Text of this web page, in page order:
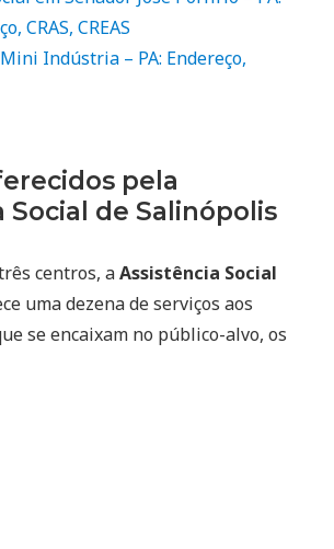
CRAS, CREAS
Indústria – PA: Endereço,
pela
Social de Salinópolis
centros, aAssistência Social
uma dezena de serviços aos
se encaixam no público-alvo, os